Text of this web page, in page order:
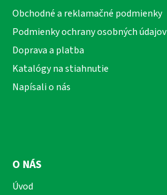
Obchodné a reklamačné podmienky
Podmienky ochrany osobných údajov
Doprava a platba
Katalógy na stiahnutie
Napísali o nás
O NÁS
Úvod